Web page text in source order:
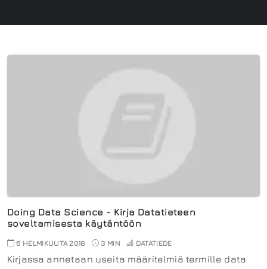
Doing Data Science - Kirja Datatieteen
soveltamisesta käytäntöön
6 HELMIKUUTA 2018 3 MIN DATATIEDE
Kirjassa annetaan useita määritelmiä termille data